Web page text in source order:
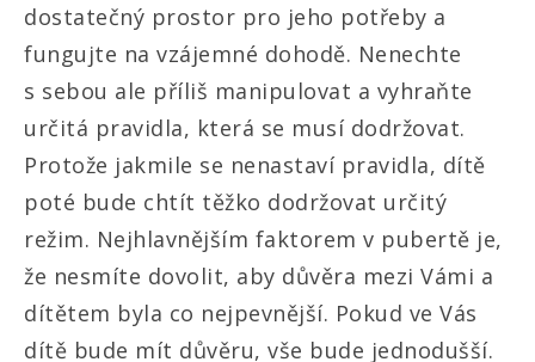
dostatečný prostor pro jeho potřeby a
fungujte na vzájemné dohodě. Nenechte
s sebou ale příliš manipulovat a vyhraňte
určitá pravidla, která se musí dodržovat.
Protože jakmile se nenastaví pravidla, dítě
poté bude chtít těžko dodržovat určitý
režim. Nejhlavnějším faktorem v pubertě je,
že nesmíte dovolit, aby důvěra mezi Vámi a
dítětem byla co nejpevnější. Pokud ve Vás
dítě bude mít důvěru, vše bude jednodušší.